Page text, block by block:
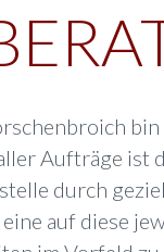
bin
Aufträge ist
durch
auf diese